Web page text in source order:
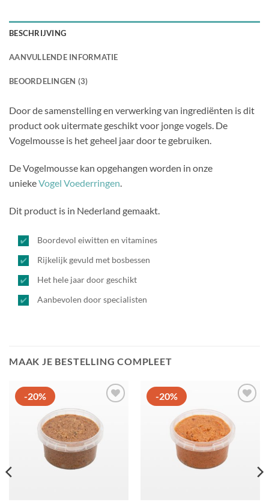
BESCHRIJVING
AANVULLENDE INFORMATIE
BEOORDELINGEN (3)
Door de samenstelling en verwerking van ingrediënten is dit
product ook uitermate geschikt voor jonge vogels. De
Vogelmousse is het geheel jaar door te gebruiken.
De Vogelmousse kan opgehangen worden in onze
uniekeVogel Voederringen.
Dit product is in Nederland gemaakt.
Boordevol eiwitten en vitamines
Rijkelijk gevuld met bosbessen
Het hele jaar door geschikt
Aanbevolen door specialisten
MAAK JE BESTELLING COMPLEET
-20%
Toevoegen
favorieten
-20%
favorieten